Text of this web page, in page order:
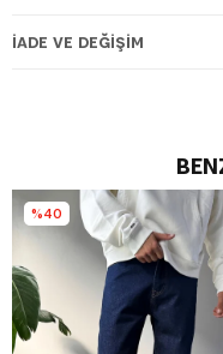
İADE VE DEĞIŞIM
%40